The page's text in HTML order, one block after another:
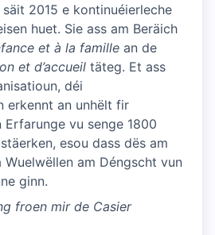
2015 e kontinuéierleche
huet. Sie ass am Beräich
et à la famille an de
et d’accueil täteg. Et ass
déi
erkennt an unhëlt fir
Erfarunge vu senge 1800
esou dass dës am
Wuelwëllen am Déngscht vun
ginn.
froen mir de Casier